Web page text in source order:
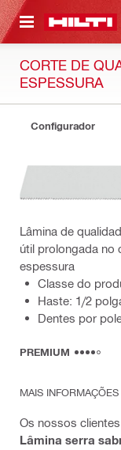
CONTENT
CORTE DE
ESPESSURA
Configurador
Lâmina de
útil prolongada no
espessura
Classe do
Haste: 1/2
Dentes por
PREMIUM
MAIS INFORMAÇÕES
Os nossos
Lâmina serra